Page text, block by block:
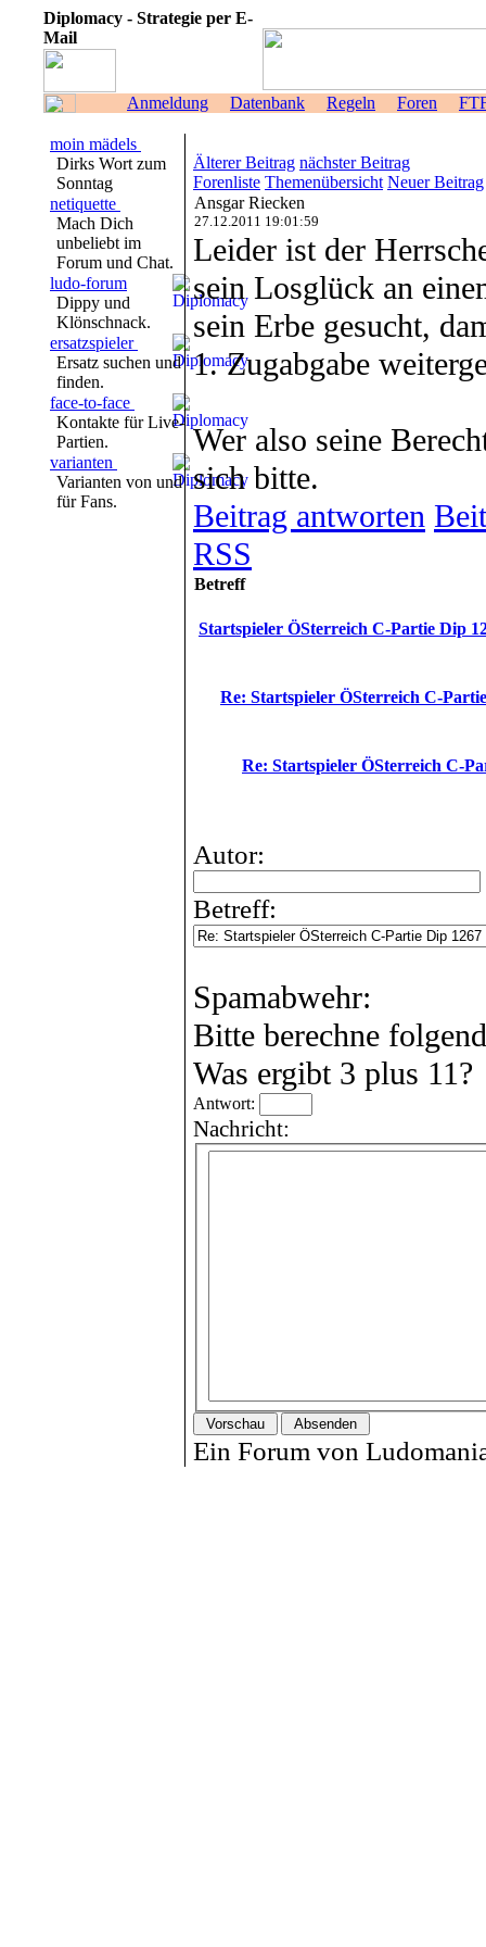
Diplomacy - Strategie per E-
Mail
Anmeldung Datenbank Regeln Foren
moin mädels
Dirks Wort zum
Sonntag
netiquette
Mach Dich
unbeliebt im
Forum und Chat.
ludo-forum
Dippy und
Klönschnack.
ersatzspieler
Ersatz suchen und
finden.
face-to-face
Kontakte für Live-
Partien.
varianten
Varianten von und
für Fans.
Älterer Beitrag nächster Beitrag
Forenliste Themenübersicht Neuer Beitrag
Ansgar Riecken
27.12.2011 19:01:59
Leider ist der
sein Losglück an
sein Erbe gesucht,
1. Zugabgabe
Wer also seine
sich bitte.
Beitrag antworten
RSS
Betreff
Startspieler ÖSterreich C-Partie Dip
Re: Startspieler ÖSterreich C-
Re: Startspieler ÖSterreich C-
Autor:
Betreff:
Spamabwehr:
Bitte berechne
Was ergibt 3 plus 11?
Antwort:
Nachricht:
Ein Forum von